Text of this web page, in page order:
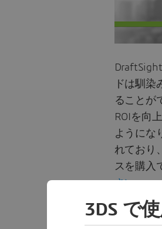
ドは馴
ることが
ROIを向
ようにな
れており
スを購入
さい。
3DS で